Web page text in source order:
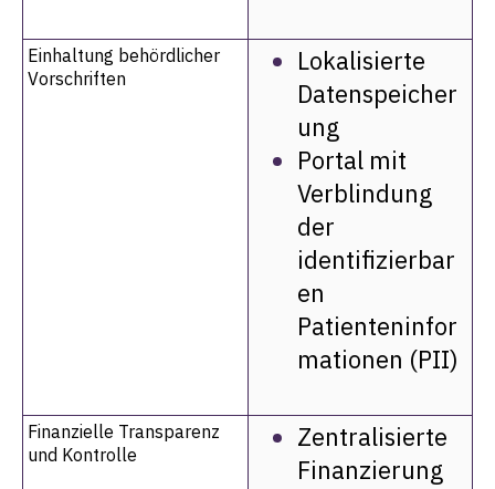
Einhaltung behördlicher
Vorschriften
Lokalisierte
Datenspeicher
ung
Portal mit
Verblindung
der
identifizierbar
en
Patienteninfor
mationen (PII)
Finanzielle Transparenz
und Kontrolle
Zentralisierte
Finanzierung